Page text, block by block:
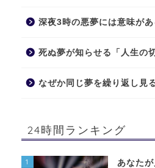
深夜3時の悪夢には意味があ
死ぬ夢が知らせる「人生の
なぜか同じ夢を繰り返し見
24時間ランキング
1
あなた